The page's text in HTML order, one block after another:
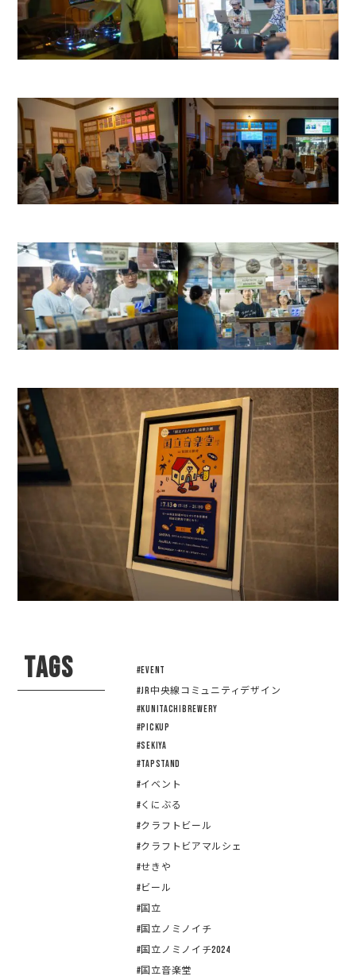
TAGS
#EVENT
#JR中央線コミュニティデザイン
#KUNITACHIBREWERY
#pickup
#sekiya
#tapstand
#イベント
#くにぶる
#クラフトビール
#クラフトビアマルシェ
#せきや
#ビール
#国立
#国立ノミノイチ
#国立ノミノイチ2024
#国立音楽堂